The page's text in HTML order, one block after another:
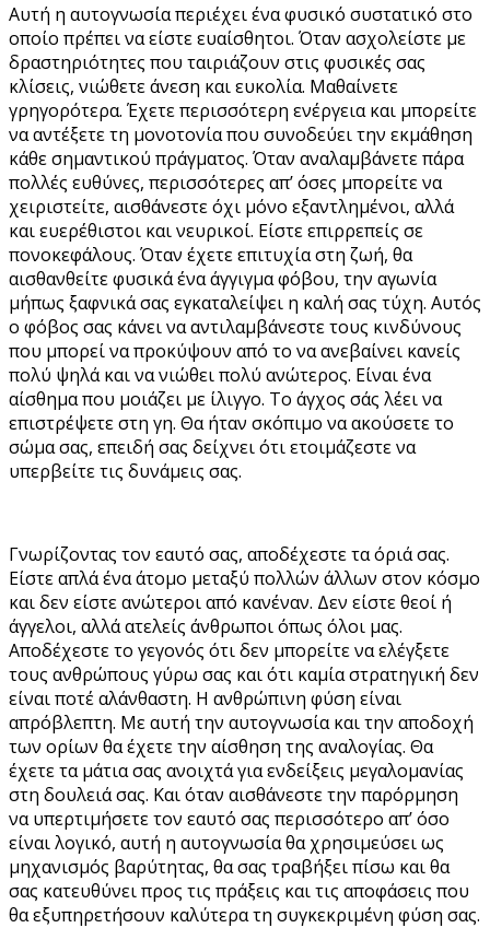
Αυτή η αυτογνωσία περιέχει ένα φυσικό συστατικό στο
οποίο πρέπει να είστε ευαίσθητοι. Όταν ασχολείστε με
δραστηριότητες που ταιριάζουν στις φυσικές σας
κλίσεις, νιώθετε άνεση και ευκολία. Μαθαίνετε
γρηγορότερα. Έχετε περισσότερη ενέργεια και μπορείτε
να αντέξετε τη μονοτονία που συνοδεύει την εκμάθηση
κάθε σημαντικού πράγματος. Όταν αναλαμβάνετε πάρα
πολλές ευθύνες, περισσότερες απ’ όσες μπορείτε να
χειριστείτε, αισθάνεστε όχι μόνο εξαντλημένοι, αλλά
και ευερέθιστοι και νευρικοί. Είστε επιρρεπείς σε
πονοκεφάλους. Όταν έχετε επιτυχία στη ζωή, θα
αισθανθείτε φυσικά ένα άγγιγμα φόβου, την αγωνία
μήπως ξαφνικά σας εγκαταλείψει η καλή σας τύχη. Αυτός
ο φόβος σας κάνει να αντιλαμβάνεστε τους κινδύνους
που μπορεί να προκύψουν από το να ανεβαίνει κανείς
πολύ ψηλά και να νιώθει πολύ ανώτερος. Είναι ένα
αίσθημα που μοιάζει με ίλιγγο. Το άγχος σάς λέει να
επιστρέψετε στη γη. Θα ήταν σκόπιμο να ακούσετε το
σώμα σας, επειδή σας δείχνει ότι ετοιμάζεστε να
υπερβείτε τις δυνάμεις σας.
Γνωρίζοντας τον εαυτό σας, αποδέχεστε τα όριά σας.
Είστε απλά ένα άτομο μεταξύ πολλών άλλων στον κόσμο
και δεν είστε ανώτεροι από κανέναν. Δεν είστε θεοί ή
άγγελοι, αλλά ατελείς άνθρωποι όπως όλοι μας.
Αποδέχεστε το γεγονός ότι δεν μπορείτε να ελέγξετε
τους ανθρώπους γύρω σας και ότι καμία στρατηγική δεν
είναι ποτέ αλάνθαστη. Η ανθρώπινη φύση είναι
απρόβλεπτη. Με αυτή την αυτογνωσία και την αποδοχή
των ορίων θα έχετε την αίσθηση της αναλογίας. Θα
έχετε τα μάτια σας ανοιχτά για ενδείξεις μεγαλομανίας
στη δουλειά σας. Και όταν αισθάνεστε την παρόρμηση
να υπερτιμήσετε τον εαυτό σας περισσότερο απ’ όσο
είναι λογικό, αυτή η αυτογνωσία θα χρησιμεύσει ως
μηχανισμός βαρύτητας, θα σας τραβήξει πίσω και θα
σας κατευθύνει προς τις πράξεις και τις αποφάσεις που
θα εξυπηρετήσουν καλύτερα τη συγκεκριμένη φύση σας.